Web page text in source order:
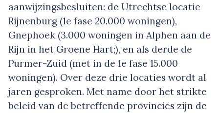
aanwijzingsbesluiten: de Utrechtse locatie
Rijnenburg (1e fase 20.000 woningen),
Gnephoek (3.000 woningen in Alphen aan de
Rijn in het Groene Hart;), en als derde de
Purmer-Zuid (met in de 1e fase 15.000
woningen). Over deze drie locaties wordt al
jaren gesproken. Met name door het strikte
beleid van de betreffende provincies zijn de